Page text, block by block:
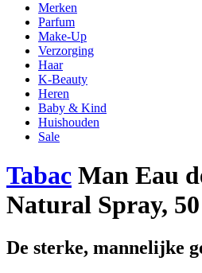
Merken
Parfum
Make-Up
Verzorging
Haar
K-Beauty
Heren
Baby & Kind
Huishouden
Sale
Tabac Man Eau
Natural Spray,
De sterke, mannelijke